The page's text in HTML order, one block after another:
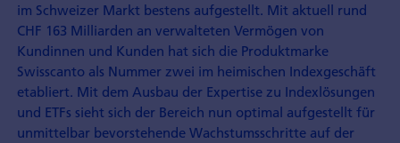
im Schweizer Markt bestens aufgestellt. Mit aktuell rund
CHF 163 Milliarden an verwalteten Vermögen von
Kundinnen und Kunden hat sich die Produktmarke
Swisscanto als Nummer zwei im heimischen Indexgeschäft
etabliert. Mit dem Ausbau der Expertise zu Indexlösungen
und ETFs sieht sich der Bereich nun optimal aufgestellt für
unmittelbar bevorstehende Wachstumsschritte auf der